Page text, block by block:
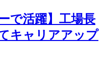
で活躍】工場長
キャリアアップ